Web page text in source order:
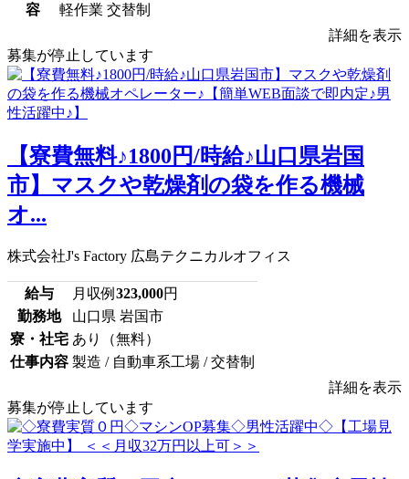
容
軽作業 交替制
詳細を表示
募集が停止しています
【寮費無料♪1800円/時給♪山口県岩国
市】マスクや乾燥剤の袋を作る機械
オ...
株式会社J's Factory 広島テクニカルオフィス
給与 月収例 323,000円
勤務地
山口県 岩国市
寮・社宅 あり（無料）
仕事内容 製造 / 自動車系工場 / 交替制
詳細を表示
募集が停止しています